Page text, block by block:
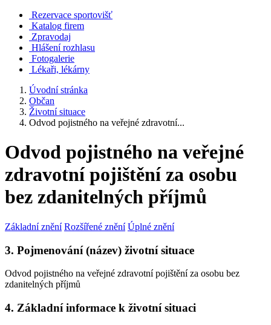
Rezervace sportovišť
Katalog firem
Zpravodaj
Hlášení rozhlasu
Fotogalerie
Lékaři, lékárny
Úvodní stránka
Občan
Životní situace
Odvod pojistného na veřejné zdravotní...
Odvod pojistného na veřejné
zdravotní pojištění za osobu
bez zdanitelných příjmů
Základní znění Rozšířené znění Úplné znění
3. Pojmenování (název) životní situace
Odvod pojistného na veřejné zdravotní pojištění za osobu bez
zdanitelných příjmů
4. Základní informace k životní situaci